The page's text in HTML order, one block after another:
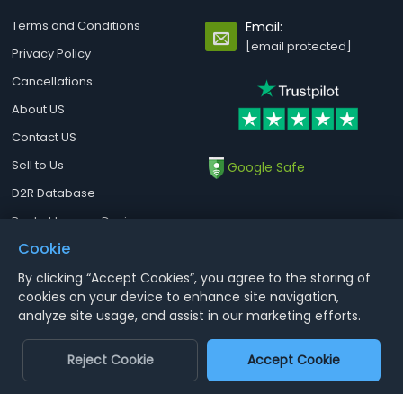
Moon Guard-Alliance Moon Guard-Horde
Moonrunner-Alliance Moonrunner-Horde
Mug'thol-Horde
Muradin-Horde
Nagrand-Alliance Nagrand-Horde
Nathrezim-Alliance
Nazjatar-Alliance Nazjatar-Horde
Nemesis-Alliance Nemesis-Horde
Ner'zhul-Alliance Ner'zhul-Horde
Nesingwary-Alliance Nesingwary-Horde
Terms and Conditions
Privacy Policy
Cancellations
About US
Contact US
Sell to Us
D2R Database
Rocket League Designs
Email:
[email protected]
Google Safe
Notice : Using illegal leveling and gold service might terminate the
account
Aoeah.com Copyright 2017-2026, Inc. All Rights Reserved
Dengfeng Network Technology Limited
Cookie
By clicking “Accept Cookies”, you agree to the storing of
cookies on your device to enhance site navigation,
analyze site usage, and assist in our marketing efforts.
Reject Cookie Accept Cookie